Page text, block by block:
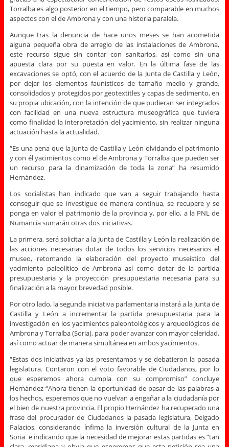
Torralba es algo posterior en el tiempo, pero comparable en muchos
aspectos con el de Ambrona y con una historia paralela.
Aunque tras la denuncia de hace unos meses se han acometida
alguna pequeña obra de arreglo de las instalaciones de Ambrona,
este recurso sigue sin contar con sanitarios, así como sin una
apuesta clara por su puesta en valor. En la última fase de las
excavaciones se optó, con el acuerdo de la Junta de Castilla y León,
por dejar los elementos faunísticos de tamaño medio y grande,
consolidados y protegidos por geotextitles y capas de sedimento, en
su propia ubicación, con la intención de que pudieran ser integrados
con facilidad en una nueva estructura museográfica que tuviera
como finalidad la interpretación del yacimiento, sin realizar ninguna
actuación hasta la actualidad.
“Es una pena que la Junta de Castilla y León olvidando el patrimonio
y con él yacimientos como el de Ambrona y Torralba que pueden ser
un recurso para la dinamización de toda la zona” ha resumido
Hernández.
Los socialistas han indicado que van a seguir trabajando hasta
conseguir que se investigue de manera continua, se recupere y se
ponga en valor el patrimonio de la provincia y, por ello, a la PNL de
Numancia sumarán otras dos iniciativas.
La primera, será solicitar a la Junta de Castilla y León la realización de
las acciones necesarias dotar de todos los servicios necesarios el
museo, retomando la elaboración del proyecto museístico del
yacimiento paleolítico de Ambrona así como dotar de la partida
presupuestaria y la proyección presupuestaria necesaria para su
finalización a la mayor brevedad posible.
Por otro lado, la segunda iniciativa parlamentaria instará a la Junta de
Castilla y León a incrementar la partida presupuestaria para la
investigación en los yacimientos paleontológicos y arqueológicos de
Ambrona y Torralba (Soria), para poder avanzar con mayor celeridad,
así como actuar de manera simultánea en ambos yacimientos.
“Estas dos iniciativas ya las presentamos y se debatieron la pasada
legislatura. Contaron con el voto favorable de Ciudadanos, por lo
que esperemos ahora cumpla con su compromiso” concluye
Hernández “Ahora tienen la oportunidad de pasar de las palabras a
los hechos, esperemos que no vuelvan a engañar a la ciudadanía por
el bien de nuestra provincia. El propio Hernández ha recuperado una
frase del procurador de Ciudadanos la pasada legislatura, Delgado
Palacios, considerando ínfima la inversión cultural de la Junta en
Soria e indicando que la necesidad de mejorar estas partidas es “tan